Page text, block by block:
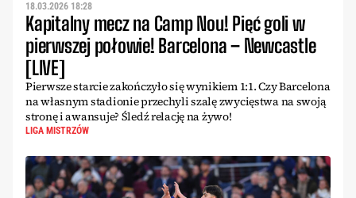
18.03.2026 18:28
Kapitalny mecz na Camp Nou! Pięć goli w
pierwszej połowie! Barcelona – Newcastle
[LIVE]
Pierwsze starcie zakończyło się wynikiem 1:1. Czy Barcelona
na własnym stadionie przechyli szalę zwycięstwa na swoją
stronę i awansuje? Śledź relację na żywo!
LIGA MISTRZÓW